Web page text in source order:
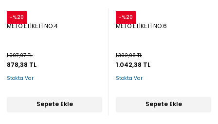
-%20
Snow
METO ETİKETİ NO:4
1.097,97 TL
878,38 TL
Stokta Var
Sepete Ekle
-%20
Snow
METO ETİKETİ NO:6
1.302,98 TL
1.042,38 TL
Stokta Var
Sepete Ekle